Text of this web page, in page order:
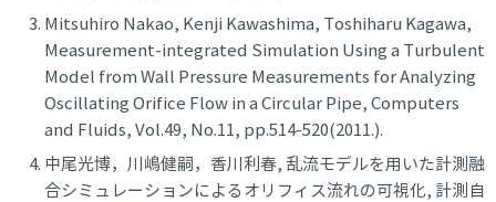
Mitsuhiro Nakao, Kenji Kawashima, Toshiharu Kagawa,
Measurement-integrated Simulation Using a Turbulent
Model from Wall Pressure Measurements for Analyzing
Oscillating Orifice Flow in a Circular Pipe, Computers
and Fluids, Vol.49, No.11, pp.514-520(2011.).
中尾光博，川嶋健嗣，香川利春, 乱流モデルを用いた計測融
合シミュレーションによるオリフィス流れの可視化, 計測自